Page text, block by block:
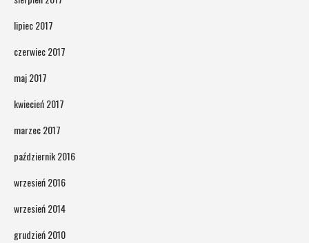
lipiec 2017
czerwiec 2017
maj 2017
kwiecień 2017
marzec 2017
październik 2016
wrzesień 2016
wrzesień 2014
grudzień 2010